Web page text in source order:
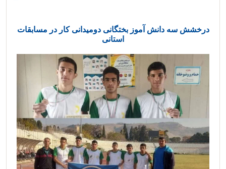
درخشش سه دانش آموز بختگانی دومیدانی کار در مسابقات
استانی